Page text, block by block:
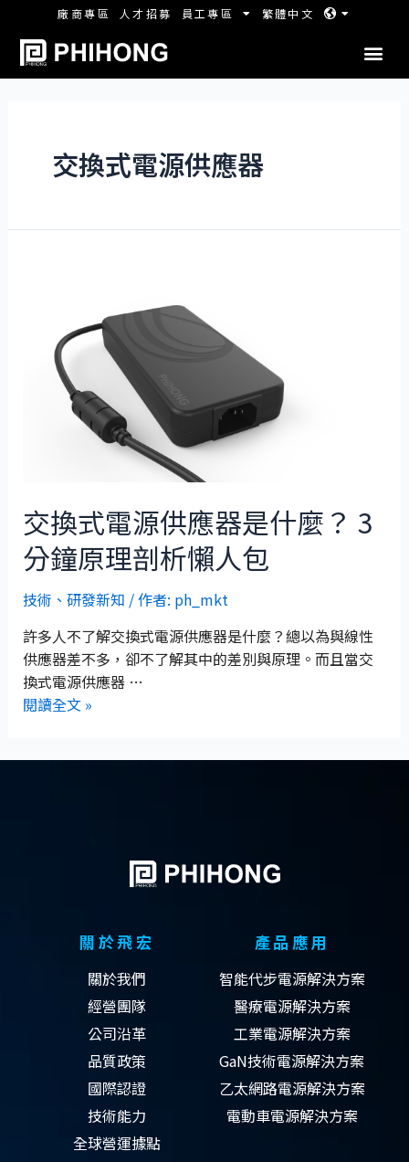
廠商專區 人才招募 員工專區 繁體中文
交換式電源供應器
交換式電源供應器是什麼？ 3
分鐘原理剖析懶人包
技術 、 研發新知 / 作者: ph_mkt
許多人不了解交換式電源供應器是什麼？總以為與線性
供應器差不多，卻不了解其中的差別與原理。而且當交
換式電源供應器 …
閱讀全文 »
關於飛宏
關於我們
經營團隊
公司沿革
品質政策
國際認證
技術能力
全球營運據點
產品應用
智能代步電源解決方案
醫療電源解決方案
工業電源解決方案
GaN技術電源解決方案
乙太網路電源解決方案
電動車電源解決方案